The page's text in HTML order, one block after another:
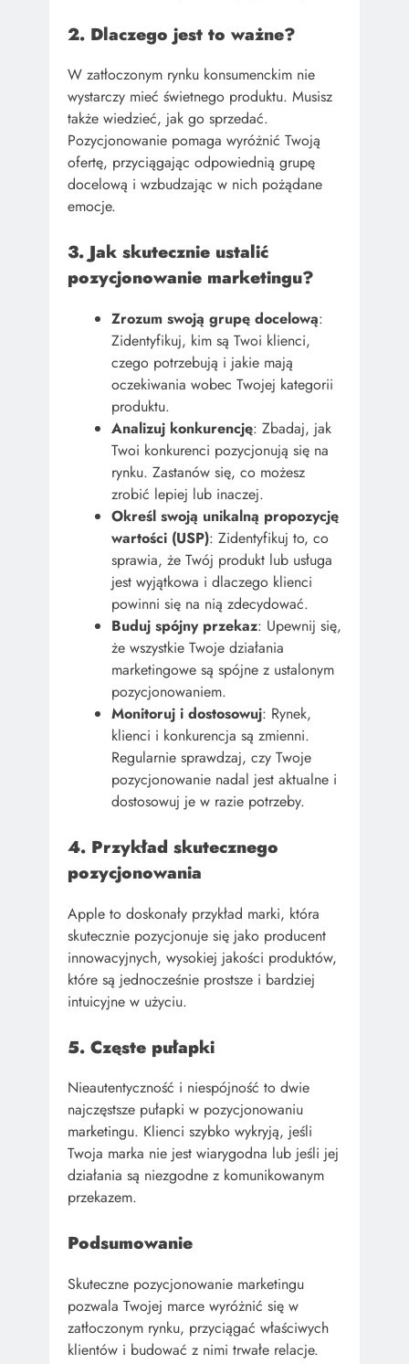
2. Dlaczego jest to ważne?
W zatłoczonym rynku konsumenckim nie
wystarczy mieć świetnego produktu. Musisz
także wiedzieć, jak go sprzedać.
Pozycjonowanie pomaga wyróżnić Twoją
ofertę, przyciągając odpowiednią grupę
docelową i wzbudzając w nich pożądane
emocje.
3. Jak skutecznie ustalić
pozycjonowanie marketingu?
Zrozum swoją grupę docelową:
Zidentyfikuj, kim są Twoi klienci,
czego potrzebują i jakie mają
oczekiwania wobec Twojej kategorii
produktu.
Analizuj konkurencję: Zbadaj, jak
Twoi konkurenci pozycjonują się na
rynku. Zastanów się, co możesz
zrobić lepiej lub inaczej.
Określ swoją unikalną propozycję
wartości (USP): Zidentyfikuj to, co
sprawia, że Twój produkt lub usługa
jest wyjątkowa i dlaczego klienci
powinni się na nią zdecydować.
Buduj spójny przekaz: Upewnij się,
że wszystkie Twoje działania
marketingowe są spójne z ustalonym
pozycjonowaniem.
Monitoruj i dostosowuj: Rynek,
klienci i konkurencja są zmienni.
Regularnie sprawdzaj, czy Twoje
pozycjonowanie nadal jest aktualne i
dostosowuj je w razie potrzeby.
4. Przykład skutecznego
pozycjonowania
Apple to doskonały przykład marki, która
skutecznie pozycjonuje się jako producent
innowacyjnych, wysokiej jakości produktów,
które są jednocześnie prostsze i bardziej
intuicyjne w użyciu.
5. Częste pułapki
Nieautentyczność i niespójność to dwie
najczęstsze pułapki w pozycjonowaniu
marketingu. Klienci szybko wykryją, jeśli
Twoja marka nie jest wiarygodna lub jeśli jej
działania są niezgodne z komunikowanym
przekazem.
Podsumowanie
Skuteczne pozycjonowanie marketingu
pozwala Twojej marce wyróżnić się w
zatłoczonym rynku, przyciągać właściwych
klientów i budować z nimi trwałe relacje.